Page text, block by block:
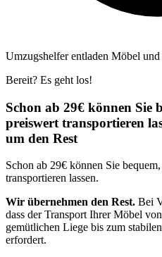
Umzugshelfer entladen Möbel
Bereit? Es geht los!
Schon ab 29€ können Sie
preiswert transportieren
um den Rest
Schon ab 29€ können Sie
transportieren lassen.
Wir übernehmen den Rest. Bei
dass der Transport Ihrer Möbel
gemütlichen Liege bis zum
erfordert.